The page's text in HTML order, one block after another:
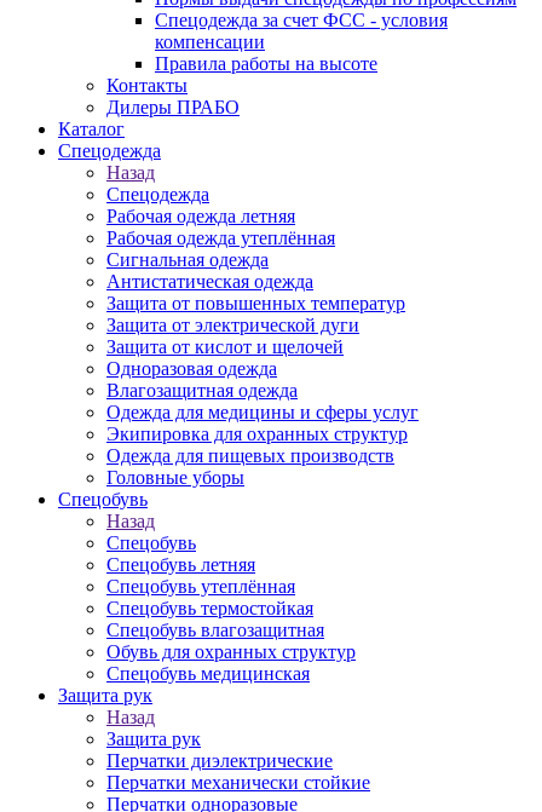
Спецодежда за счет ФСС - условия
компенсации
Правила работы на высоте
Контакты
Дилеры ПРАБО
Каталог
Спецодежда
Назад
Спецодежда
Рабочая одежда летняя
Рабочая одежда утеплённая
Сигнальная одежда
Антистатическая одежда
Защита от повышенных температур
Защита от электрической дуги
Защита от кислот и щелочей
Одноразовая одежда
Влагозащитная одежда
Одежда для медицины и сферы услуг
Экипировка для охранных структур
Одежда для пищевых производств
Головные уборы
Спецобувь
Назад
Спецобувь
Спецобувь летняя
Спецобувь утеплённая
Спецобувь термостойкая
Спецобувь влагозащитная
Обувь для охранных структур
Спецобувь медицинская
Защита рук
Назад
Защита рук
Перчатки диэлектрические
Перчатки механически стойкие
Перчатки одноразовые